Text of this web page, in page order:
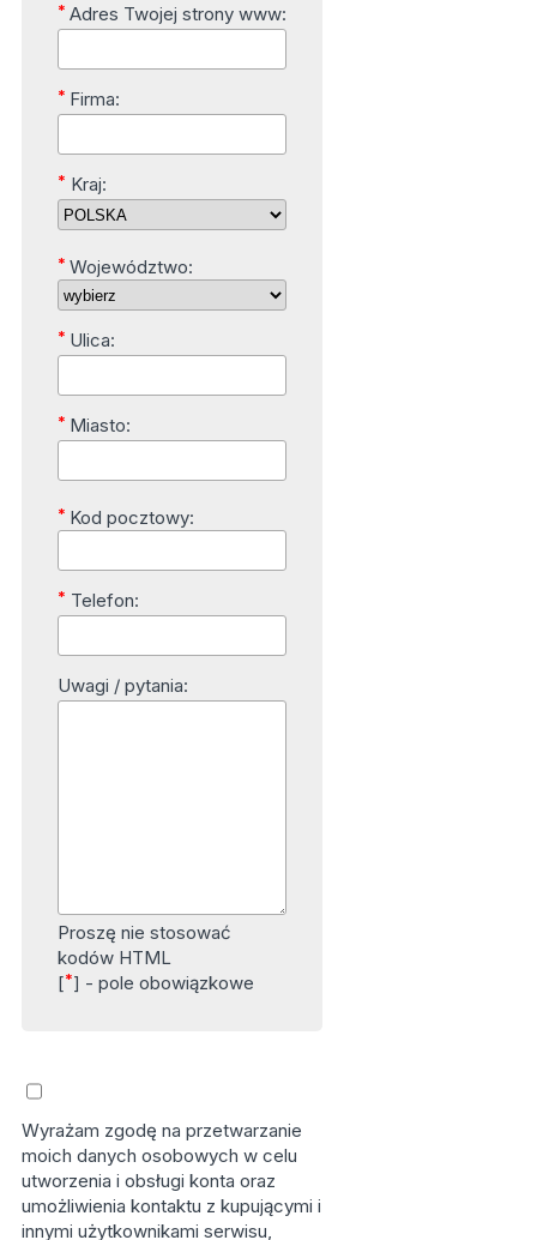
* Adres Twojej strony www:
* Firma:
* Kraj:
* Województwo:
* Ulica:
* Miasto:
* Kod pocztowy:
* Telefon:
Uwagi / pytania:
Proszę nie stosować
kodów HTML
[*] - pole obowiązkowe
Wyrażam zgodę na przetwarzanie
moich danych osobowych w celu
utworzenia i obsługi konta oraz
umożliwienia kontaktu z kupującymi i
innymi użytkownikami serwisu,